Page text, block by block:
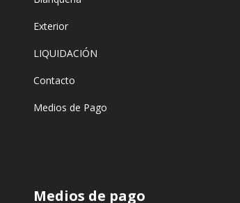
Exterior
LIQUIDACIÓN
Contacto
Medios de Pago
Medios de pago